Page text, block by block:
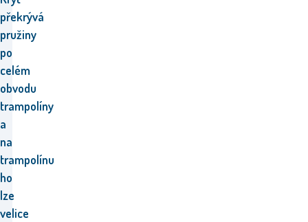
překrývá
pružiny
po
celém
obvodu
trampolíny
a
na
trampolínu
ho
lze
velice